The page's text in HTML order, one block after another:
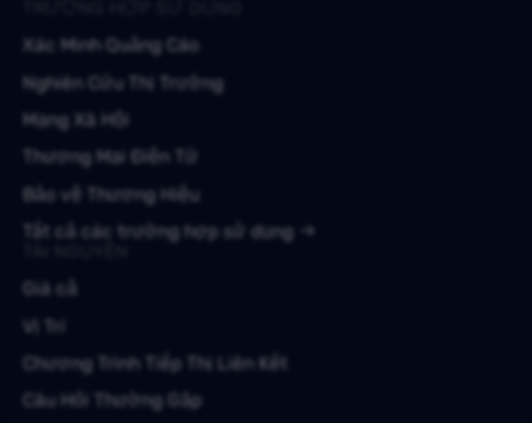
Xác Minh Quảng Cáo
Nghiên Cứu Thị Trường
Mạng Xã Hội
Thương Mại Điện Tử
Bảo vệ Thương Hiệu
Tất cả các trường hợp sử dụng
Giá cả
Vị Trí
Chương Trình Tiếp Thị Liên Kết
Câu Hỏi Thường Gặp